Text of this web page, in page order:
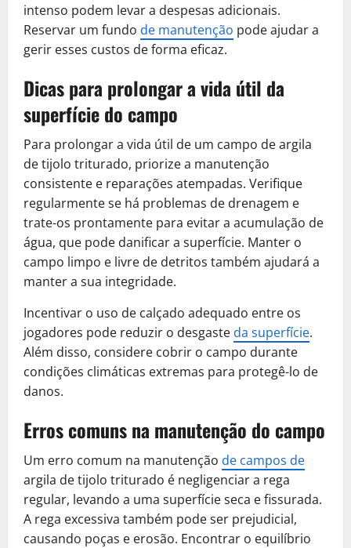
intenso podem levar a despesas adicionais.
Reservar um fundo de manutenção pode ajudar a
gerir esses custos de forma eficaz.
Dicas para prolongar a vida útil da
superfície do campo
Para prolongar a vida útil de um campo de argila
de tijolo triturado, priorize a manutenção
consistente e reparações atempadas. Verifique
regularmente se há problemas de drenagem e
trate-os prontamente para evitar a acumulação de
água, que pode danificar a superfície. Manter o
campo limpo e livre de detritos também ajudará a
manter a sua integridade.
Incentivar o uso de calçado adequado entre os
jogadores pode reduzir o desgaste da superfície.
Além disso, considere cobrir o campo durante
condições climáticas extremas para protegê-lo de
danos.
Erros comuns na manutenção do campo
Um erro comum na manutenção de campos de
argila de tijolo triturado é negligenciar a rega
regular, levando a uma superfície seca e fissurada.
A rega excessiva também pode ser prejudicial,
causando poças e erosão. Encontrar o equilíbrio